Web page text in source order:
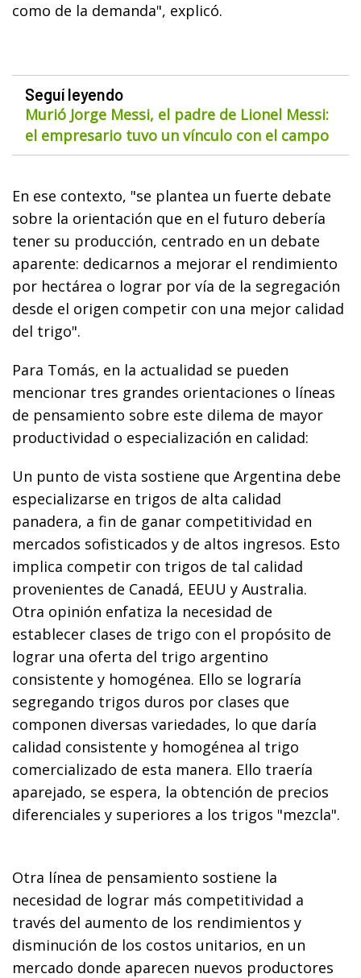
como de la demanda", explicó.
Seguí leyendo
Murió Jorge Messi, el padre de Lionel Messi:
el empresario tuvo un vínculo con el campo
En ese contexto, "se plantea un fuerte debate
sobre la orientación que en el futuro debería
tener su producción, centrado en un debate
aparente: dedicarnos a mejorar el rendimiento
por hectárea o lograr por vía de la segregación
desde el origen competir con una mejor calidad
del trigo".
Para Tomás, en la actualidad se pueden
mencionar tres grandes orientaciones o líneas
de pensamiento sobre este dilema de mayor
productividad o especialización en calidad:
Un punto de vista sostiene que Argentina debe
especializarse en trigos de alta calidad
panadera, a fin de ganar competitividad en
mercados sofisticados y de altos ingresos. Esto
implica competir con trigos de tal calidad
provenientes de Canadá, EEUU y Australia.
Otra opinión enfatiza la necesidad de
establecer clases de trigo con el propósito de
lograr una oferta del trigo argentino
consistente y homogénea. Ello se lograría
segregando trigos duros por clases que
componen diversas variedades, lo que daría
calidad consistente y homogénea al trigo
comercializado de esta manera. Ello traería
aparejado, se espera, la obtención de precios
diferenciales y superiores a los trigos "mezcla".
Otra línea de pensamiento sostiene la
necesidad de lograr más competitividad a
través del aumento de los rendimientos y
disminución de los costos unitarios, en un
mercado donde aparecen nuevos productores